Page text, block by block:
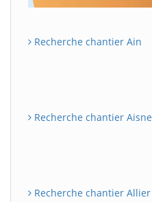
Recherche chantier Ain
Recherche chantier Aisne
Recherche chantier Allier